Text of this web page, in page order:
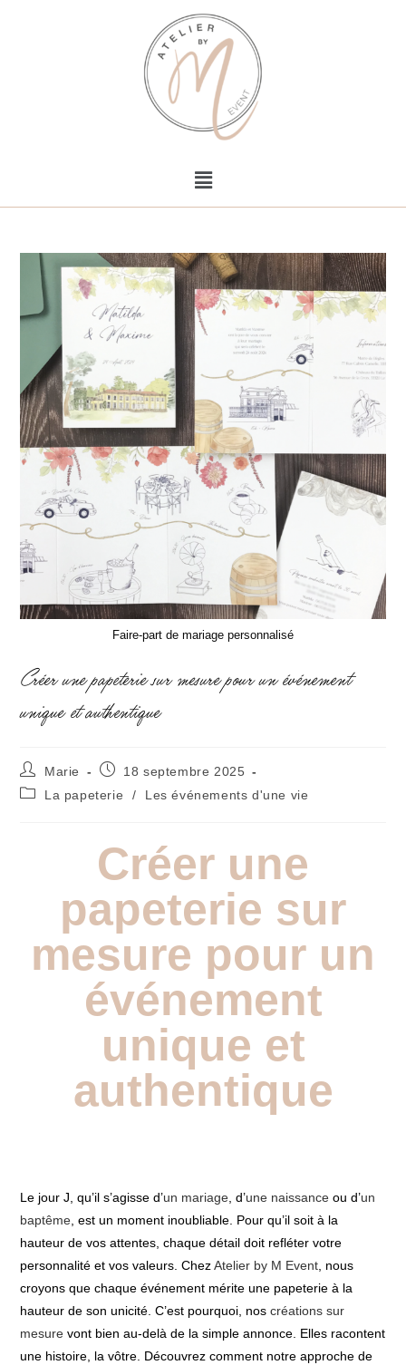
Faire-part de mariage personnalisé
Créer une papeterie sur mesure pour un événement
unique et authentique
Marie
18 septembre 2025
La papeterie
/ Les événements d'une vie
Créer une
papeterie sur
mesure pour un
événement
unique et
authentique
Le jour J, qu’il s’agisse d’un mariage , d’une naissance ou d’un
baptême , est un moment inoubliable. Pour qu’il soit à la
hauteur de vos attentes, chaque détail doit refléter votre
personnalité et vos valeurs. ChezAtelier by M Event , nous
croyons que chaque événement mérite une papeterie à la
hauteur de son unicité. C’est pourquoi, noscréations sur
mesure vont bien au-delà de la simple annonce. Elles racontent
une histoire, la vôtre. Découvrez comment notre approche de